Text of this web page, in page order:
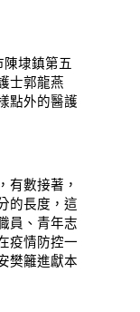
埭鎮第五
士郭龍燕
點外的醫護
數接著，
的長度，這
員、青年志
疫情防控一
樊籬進獻本